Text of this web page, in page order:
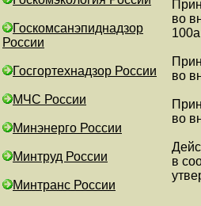
Госкомсанэпиднадзор
России
Госгортехнадзор России
МЧС России
Минэнерго России
Минтруд России
Минтранс России
во
во
во
в